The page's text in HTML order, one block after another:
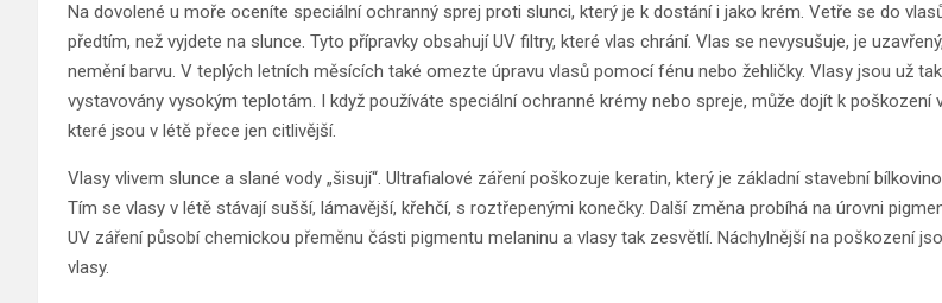
Na dovolené u moře oceníte speciální ochranný sprej proti slunci, který je k dostání i jako krém. Vetře se do
předtím, než vyjdete na slunce. Tyto přípravky obsahují UV filtry, které vlas chrání. Vlas se nevysušuje, je
nemění barvu. V teplých letních měsících také omezte úpravu vlasů pomocí fénu nebo žehličky. Vlasy jsou už tak
vystavovány vysokým teplotám. I když používáte speciální ochranné krémy nebo spreje, může dojít k poškození
které jsou v létě přece jen citlivější.
Vlasy vlivem slunce a slané vody „šisují“. Ultrafialové záření poškozuje keratin, který je základní stavební
Tím se vlasy v létě stávají sušší, lámavější, křehčí, s roztřepenými konečky. Další změna probíhá na úrovni
UV záření působí chemickou přeměnu části pigmentu melaninu a vlasy tak zesvětlí. Náchylnější na poškození
vlasy.